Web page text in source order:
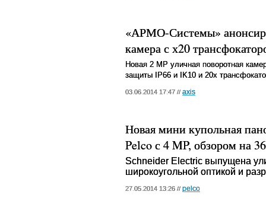
«АРМО-Системы»
камера с х20
Новая 2 MP уличная поворотная
защиты
IP66 и IK10 и 20х
03.06.2014 17:47 // axis
Новая мини купольная
Pelco с 4 MP, обзором на
Schneider Electric выпущена
широкоугольной оптикой и
27.05.2014 13:26 // pelco